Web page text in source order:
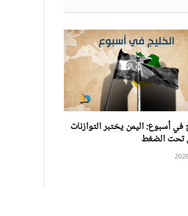
في أسبوع: اليمن يختبر التوازنات
تحت الضغط